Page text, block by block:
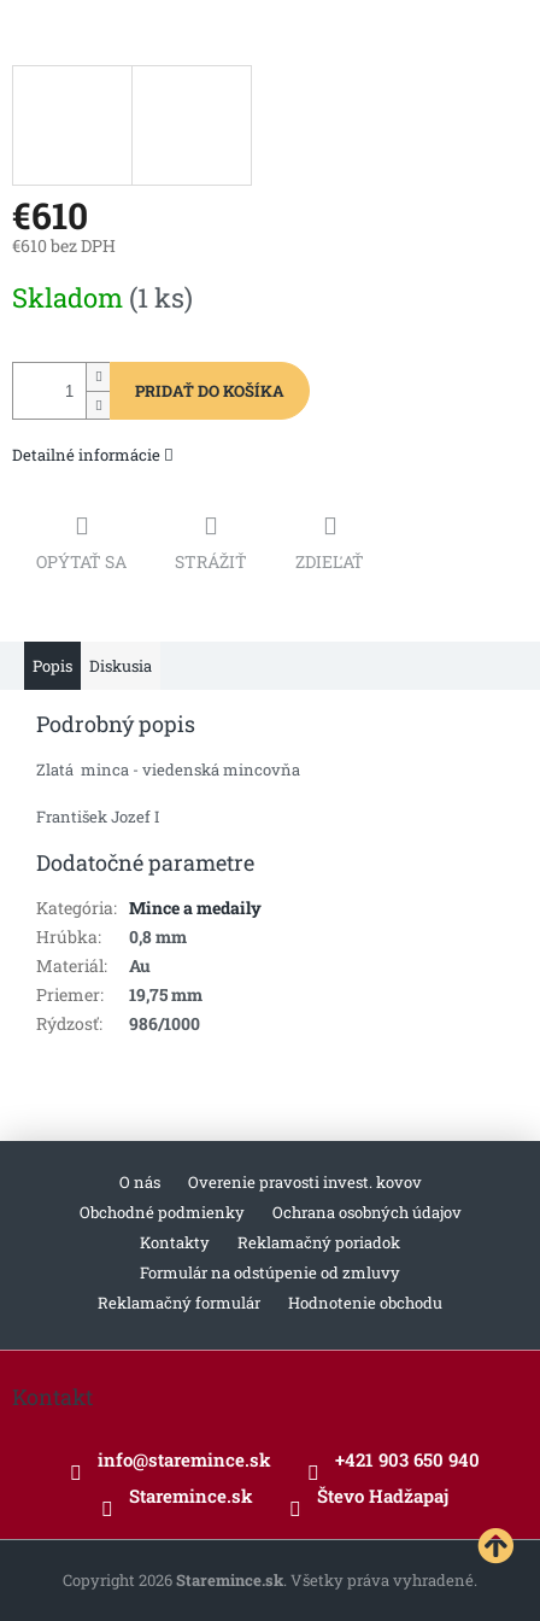
€610
€610 bez DPH
cena:
Skladom (1 ks)
PRIDAŤ DO KOŠÍKA
Detailné informácie
OPÝTAŤ SA STRÁŽIŤ ZDIEĽAŤ
Popis Diskusia
Podrobný popis
Zlatá minca - viedenská mincovňa
František Jozef I
Dodatočné parametre
Kategória: Mince a medaily
Hrúbka:
0,8 mm
Materiál:
Au
Priemer:
19,75 mm
Rýdzosť: 986/1000
O nás
Overenie pravosti invest. kovov
Obchodné podmienky
Ochrana osobných údajov
Kontakty
Reklamačný poriadok
Formulár na odstúpenie od zmluvy
Reklamačný formulár
Hodnotenie obchodu
Z
p
Kontakt
info@staremince.sk
+421 903 650 940
Staremince.sk
Števo Hadžapaj
Copyright 2026Staremince.sk. Všetky práva vyhradené.